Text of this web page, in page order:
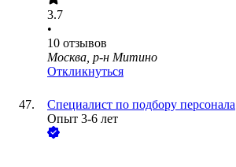
3.7
•
10 отзывов
Москва, р-н Митино
Откликнуться
Специалист по подбору персонала
Опыт 3-6 лет